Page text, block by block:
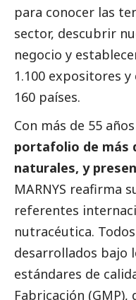
para conocer las
sector, descubrir
negocio y
1.100 expositores
160 países.
Con más de 55
portafolio de más
naturales, y
MARNYS reafirma
referentes
nutracéutica.
desarrollados bajo
estándares de
Fabricación